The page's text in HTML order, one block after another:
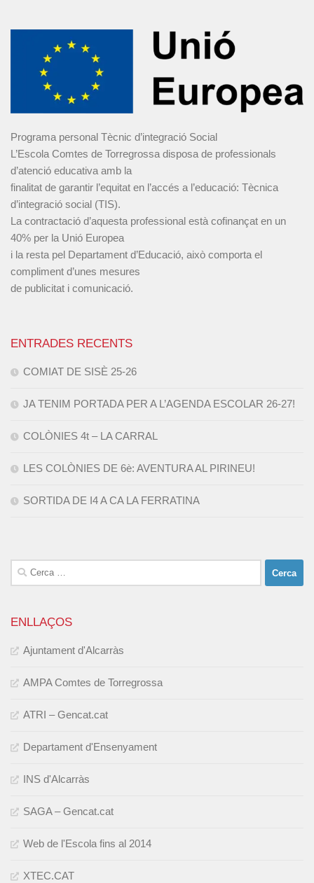
Programa personal Tècnic d’integració Social
L’Escola Comtes de Torregrossa disposa de professionals
d’atenció educativa amb la
finalitat de garantir l’equitat en l’accés a l’educació: Tècnica
d’integració social (TIS).
La contractació d’aquesta professional està cofinançat en un
40% per la Unió Europea
i la resta pel Departament d’Educació, això comporta el
compliment d’unes mesures
de publicitat i comunicació.
ENTRADES RECENTS
COMIAT DE SISÈ 25-26
JA TENIM PORTADA PER A L’AGENDA ESCOLAR 26-27!
COLÒNIES 4t – LA CARRAL
LES COLÒNIES DE 6è: AVENTURA AL PIRINEU!
SORTIDA DE I4 A CA LA FERRATINA
Cerca:
ENLLAÇOS
Ajuntament d'Alcarràs
AMPA Comtes de Torregrossa
ATRI – Gencat.cat
Departament d'Ensenyament
INS d'Alcarràs
SAGA – Gencat.cat
Web de l'Escola fins al 2014
XTEC.CAT